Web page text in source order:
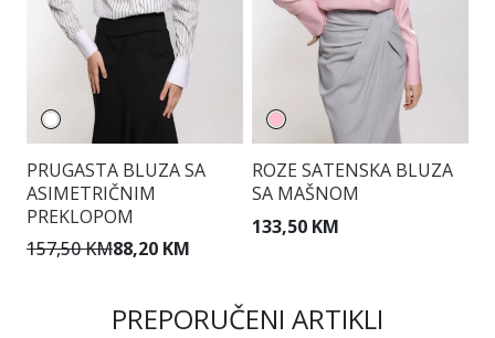
PRUGASTA BLUZA SA
ASIMETRIČNIM
PREKLOPOM
157,50 KM88,20 KM
ROZE SATENSKA BLUZA
SA MAŠNOM
133,50 KM
PREPORUČENI ARTIKLI